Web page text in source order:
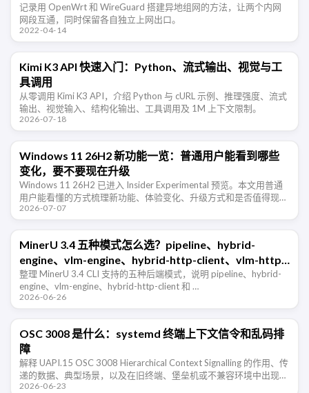
记录用 OpenWrt 和 WireGuard 搭建异地组网的方法，让两个内网
网段互通，同时保留各自独立上网出口。
2022-04-14
Kimi K3 API 快速入门：Python、流式输出、视觉与工
具调用
从零调用 Kimi K3 API，介绍 Python 与 cURL 示例、推理强度、流式
输出、视觉输入、结构化输出、工具调用及 1M 上下文限制。
2026-07-18
Windows 11 26H2 新功能一览：普通用户能看到哪些
变化，要不要现在升级
Windows 11 26H2 已进入 Insider Experimental 预览。本文用普通
用户能看懂的方式梳理新功能、体验变化、升级方式和是否值得现在
尝鲜。
2026-07-07
MinerU 3.4 五种模式怎么选？pipeline、hybrid-
engine、vlm-engine、hybrid-http-client、vlm-http-
client 一篇看懂
整理 MinerU 3.4 CLI 支持的五种后端模式，说明 pipeline、hybrid-
engine、vlm-engine、hybrid-http-client 和 …
2026-06-26
OSC 3008 是什么：systemd 终端上下文信令和乱码排
障
解释 UAPI.15 OSC 3008 Hierarchical Context Signalling 的作用、传
递的数据、典型场景，以及在旧终端、堡垒机或不兼容环境中出现乱
码时的排查和禁用方法。
2026-06-23